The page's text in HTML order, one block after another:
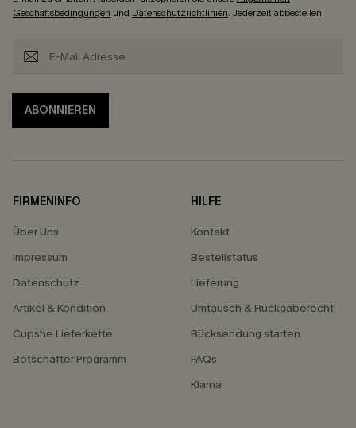
Geschäftsbedingungen und Datenschutzrichtlinien. Jederzeit abbestellen.
ABONNIEREN
FIRMENINFO
Über Uns
Impressum
Datenschutz
Artikel & Kondition
Cupshe Lieferkette
Botschafter Programm
HILFE
Kontakt
Bestellstatus
Lieferung
Umtausch & Rückgaberecht
Rücksendung starten
FAQs
Klarna